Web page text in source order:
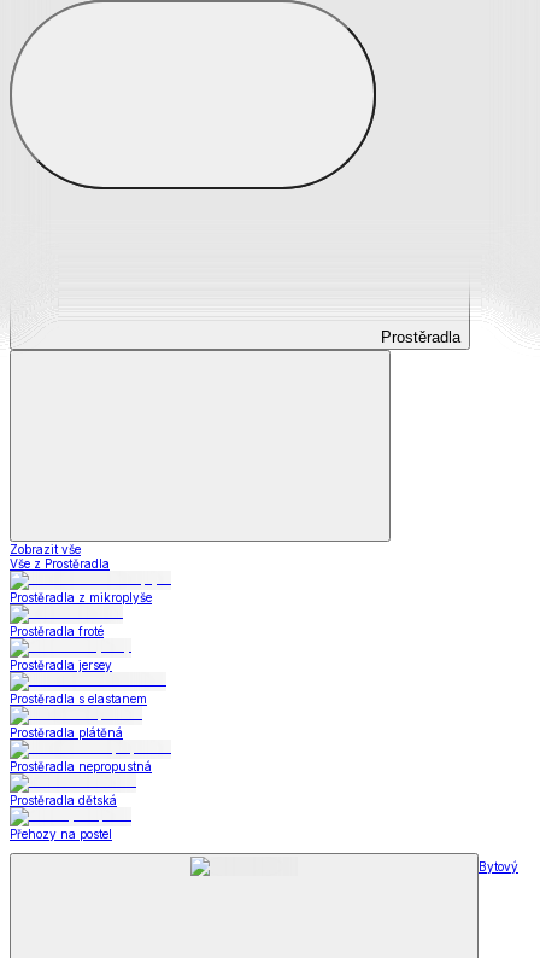
Prostěradla
Prostěradla
Zobrazit vše
Vše z Prostěradla
Prostěradla z mikroplyše
Prostěradla froté
Prostěradla jersey
Prostěradla s elastanem
Prostěradla plátěná
Prostěradla nepropustná
Prostěradla dětská
Přehozy na postel
Bytový